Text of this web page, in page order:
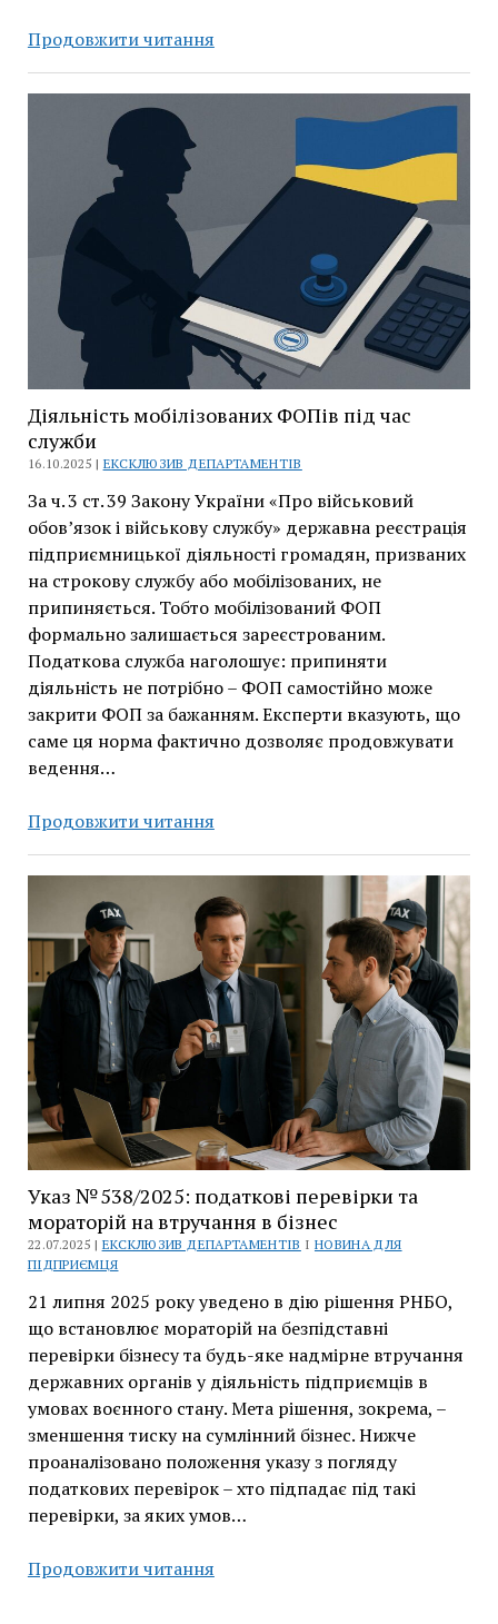
Продовжити читанняРозблокування
накладних
Компанії
«Вікторія»
Діяльність мобілізованих ФОПів під час
служби
16.10.2025 | ЕКСКЛЮЗИВ ДЕПАРТАМЕНТІВ
За ч. 3 ст. 39 Закону України «Про військовий
обов’язок і військову службу» державна реєстрація
підприємницької діяльності громадян, призваних
на строкову службу або мобілізованих, не
припиняється. Тобто мобілізований ФОП
формально залишається зареєстрованим.
Податкова служба наголошує: припиняти
діяльність не потрібно – ФОП самостійно може
закрити ФОП за бажанням. Експерти вказують, що
саме ця норма фактично дозволяє продовжувати
ведення…
Продовжити читанняДіяльність
ФОПів
під
час
служби
Указ № 538/2025: податкові перевірки та
мораторій на втручання в бізнес
22.07.2025 | ЕКСКЛЮЗИВ ДЕПАРТАМЕНТІВ І НОВИНА ДЛЯ
ПІДПРИЄМЦЯ
21 липня 2025 року уведено в дію рішення РНБО,
що встановлює мораторій на безпідставні
перевірки бізнесу та будь-яке надмірне втручання
державних органів у діяльність підприємців в
умовах воєнного стану. Мета рішення, зокрема, –
зменшення тиску на сумлінний бізнес. Нижче
проаналізовано положення указу з погляду
податкових перевірок – хто підпадає під такі
перевірки, за яких умов…
Продовжити читанняУказ